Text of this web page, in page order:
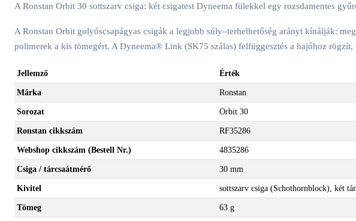
A Ronstan Orbit 30 sottszarv csiga: két csigatest Dyneema fülekkel egy rozsdamentes
A Ronstan Orbit golyóscsapágyas csigák a legjobb súly–terhelhetőség arányt kínálják:
polimerek a kis tömegért. A Dyneema® Link (SK75 szálas) felfüggesztés a hajóhoz
Jellemző Érték
Márka Ronstan
Sorozat Orbit 30
Ronstan cikkszám RF35286
Webshop cikkszám (Bestell Nr.) 4835286
Csiga / tárcsaátmérő 30 mm
Kivitel sottszarv csiga (Schothornblock), két
Tömeg 63 g